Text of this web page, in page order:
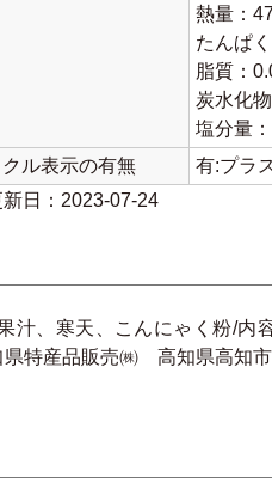
熱量：
たんぱ
脂質：
炭水化
塩分量
クル表示の有無
有:プラ
日：2023-07-24
汁、寒天、こんにゃく粉/内
県特産品販売㈱ 高知県高知